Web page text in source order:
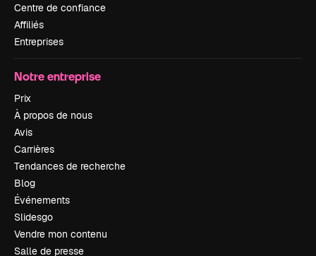
Centre de confiance
Affiliés
Entreprises
Notre entreprise
Prix
À propos de nous
Avis
Carrières
Tendances de recherche
Blog
Événements
Slidesgo
Vendre mon contenu
Salle de presse